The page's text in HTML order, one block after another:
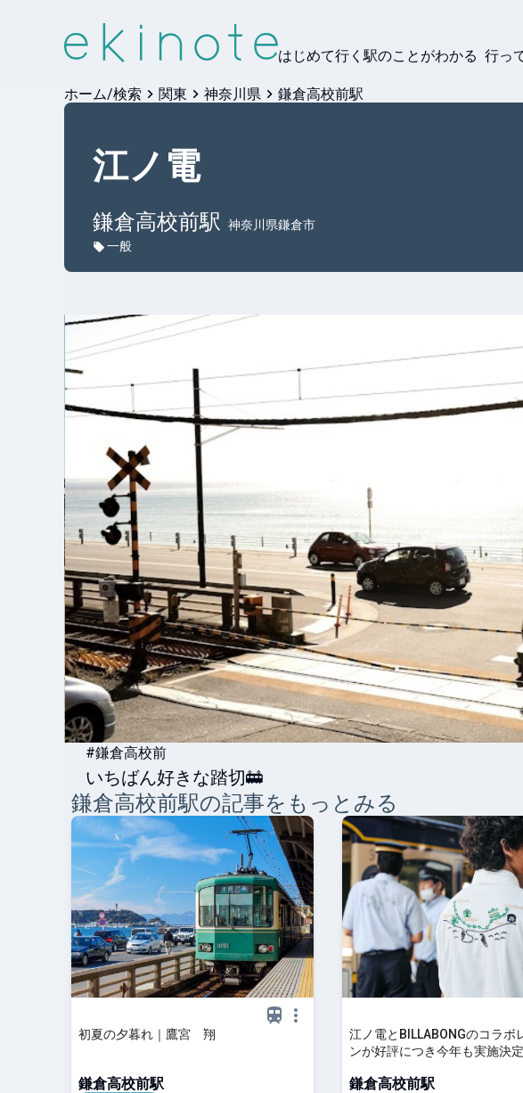
はじめて行く駅のことがわかる 行っ
ホーム/検索 関東 神奈川県 鎌倉高校前駅
江ノ電
鎌倉高校前駅
神奈川県鎌倉市
一般
#鎌倉高校前
いちばん好きな踏切🚋
鎌倉高校前駅の記事をもっとみる
初夏の夕暮れ｜鷹宮 翔
鎌倉高校前駅
江ノ電とBILLABONGのコラボ
ンが好評につき今年も実施決定
売へ！ | Dig-it [ディグ・イット]
鎌倉高校前駅